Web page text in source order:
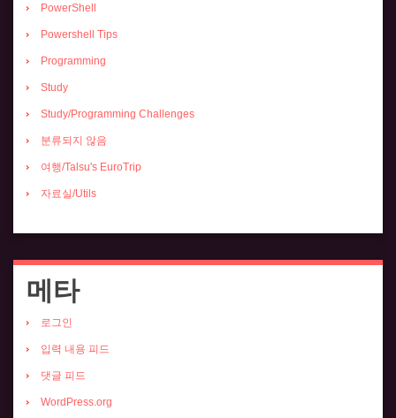
PowerShell
Powershell Tips
Programming
Study
Study/Programming Challenges
분류되지 않음
여행/Talsu's EuroTrip
자료실/Utils
메타
로그인
입력 내용 피드
댓글 피드
WordPress.org